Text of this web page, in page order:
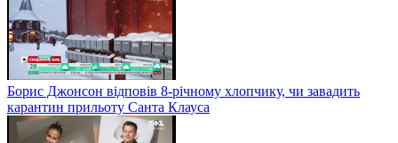
Борис Джонсон відповів 8-річному хлопчику, чи завадить
карантин прильоту Санта Клауса